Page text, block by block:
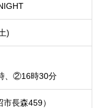
)
、②16時30分
長森459）